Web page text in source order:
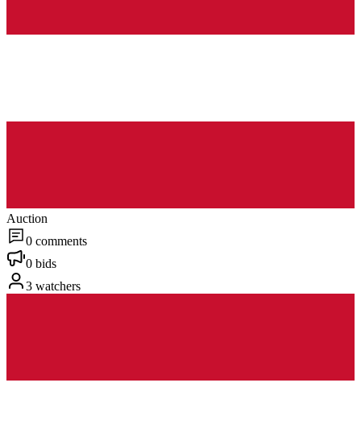
Auction
0 comments
0 bids
3 watchers